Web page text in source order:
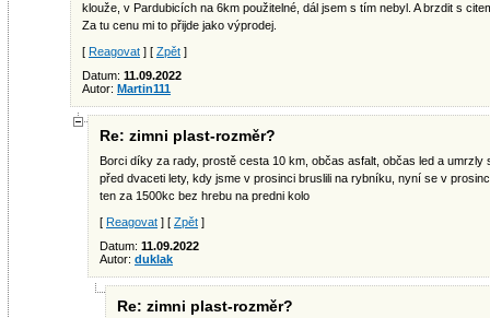
klouže, v Pardubicích na 6km použitelné, dál jsem s tím nebyl. A brzdit s
Za tu cenu mi to přijde jako výprodej.
[ Reagovat ] [ Zpět ]
Datum: 11.09.2022
Autor: Martin111
Re: zimni plast-rozměr?
Borci díky za rady, prostě cesta 10 km, občas asfalt, občas led a umrzly
před dvaceti lety, kdy jsme v prosinci bruslili na rybníku, nyní se v
ten za 1500kc bez hrebu na predni kolo
[ Reagovat ] [ Zpět ]
Datum: 11.09.2022
Autor: duklak
Re: zimni plast-rozměr?